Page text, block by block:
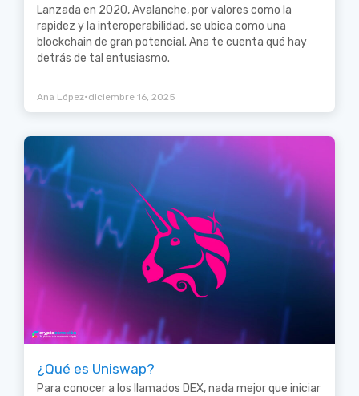
Lanzada en 2020, Avalanche, por valores como la
rapidez y la interoperabilidad, se ubica como una
blockchain de gran potencial. Ana te cuenta qué hay
detrás de tal entusiasmo.
Ana López•diciembre 16, 2025
¿Qué es Uniswap?
Para conocer a los llamados DEX, nada mejor que iniciar